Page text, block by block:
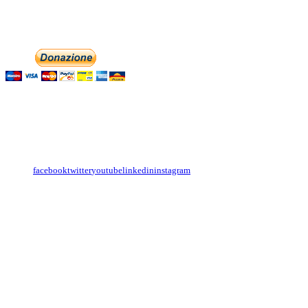
facebooktwitteryoutubelinkedininstagram
English
Italiano